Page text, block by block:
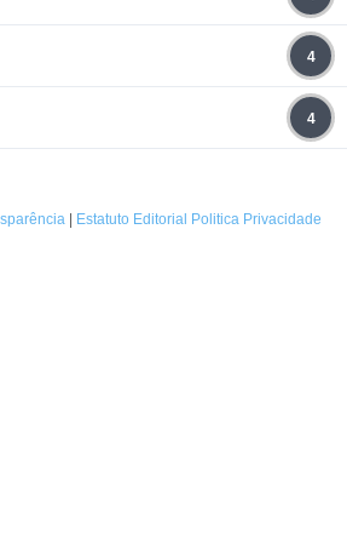
4
4
| Estatuto Editorial Politica Privacidade